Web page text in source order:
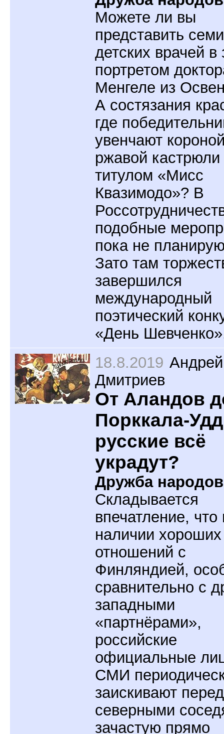
Можете ли вы
представить
детских врачей в
портретом
Менгеле из
А состязания
где
увенчают
ржавой кастрюли
титулом «Мисс
Квазимодо»? В
подобные
пока не
Зато там
завершился
международный
поэтический
«День
18.8.2019 Андрей
Дмитриев
От Аландов
Порккала-
русские всё
украдут?
Дружба
Складывается
впечатление, что
наличии хороших
отношений с
Финляндией,
сравнительно с
западными
«партнёрами»,
российские
официальные
СМИ
заискивают перед
северными
зачастую прямо